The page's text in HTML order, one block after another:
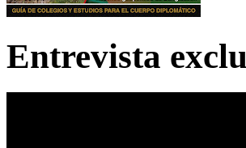
Entrevista